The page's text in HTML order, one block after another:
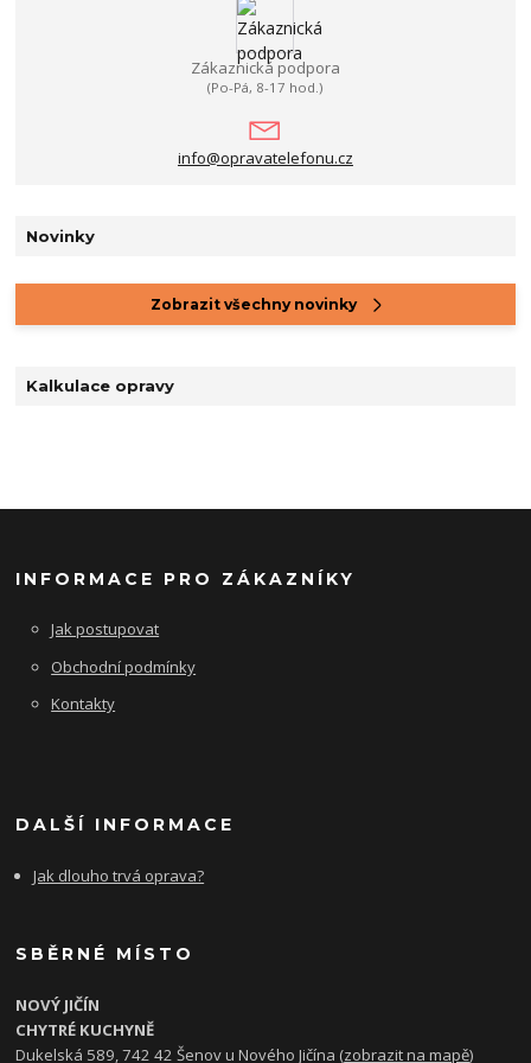
Zákaznická podpora
(Po-Pá, 8-17 hod.)
info@opravatelefonu.cz
Novinky
Zobrazit všechny novinky
Kalkulace opravy
INFORMACE PRO ZÁKAZNÍKY
Jak postupovat
Obchodní podmínky
Kontakty
DALŠÍ INFORMACE
Jak dlouho trvá oprava?
SBĚRNÉ MÍSTO
NOVÝ JIČÍN
CHYTRÉ KUCHYNĚ
Dukelská 589, 742 42 Šenov u Nového Jičína (zobrazit na mapě)